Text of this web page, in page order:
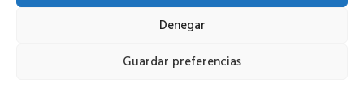
Denegar
Guardar preferencias
Veiko Remarketing S.L. © 2026